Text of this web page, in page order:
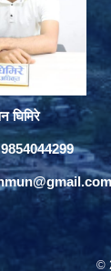
घिमिरे
9854044299
©